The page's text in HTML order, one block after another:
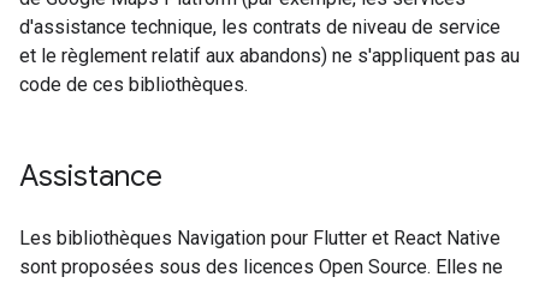
d'assistance technique, les contrats de niveau de service
et le règlement relatif aux abandons) ne s'appliquent pas au
code de ces bibliothèques.
Assistance
Les bibliothèques Navigation pour Flutter et React Native
sont proposées sous des licences Open Source. Elles ne